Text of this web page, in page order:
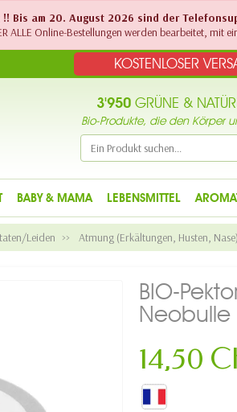
!! Bis am 20. August 2026 sind der
ALLE Online-Bestellungen werden bearbeitet, mit
KOSTENLOSER
3'950GRÜNE &
Bio-Produkte, die den Körper
BABY & MAMA LEBENSMITTEL
Leiden Atmung (Erkältungen, Husten, Nase)
BIO-
Neobulle
14,50